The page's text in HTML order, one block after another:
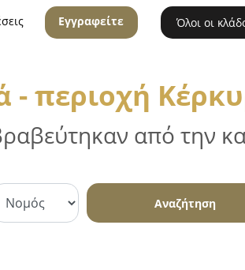
Εγγραφείτε Όλοι οι
περιοχή
από την
Αναζήτηση